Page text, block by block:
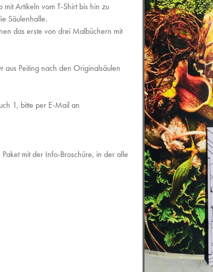
Artikeln vom T-Shirt bis hin zu
Säulenhalle.
das erste von drei Malbüchern mit
aus Peiting nach den Originalsäulen
1, bitte per E-Mail an
mit der Info-Broschüre, in der alle